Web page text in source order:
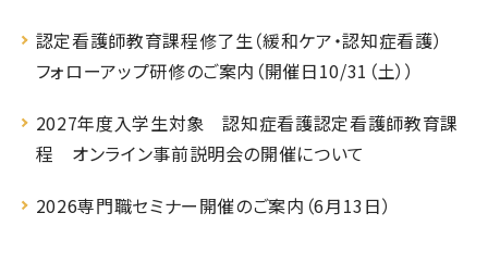
認定看護師教育課程修了生（緩和ケア・認知症看護）
フォローアップ研修のご案内（開催日10/31（土））
2027年度入学生対象 認知症看護認定看護師教育課
程 オンライン事前説明会の開催について
2026専門職セミナー開催のご案内（6月13日）